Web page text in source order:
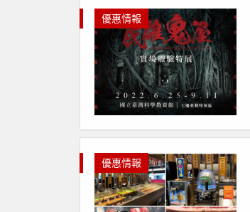
優惠情報
優惠情報